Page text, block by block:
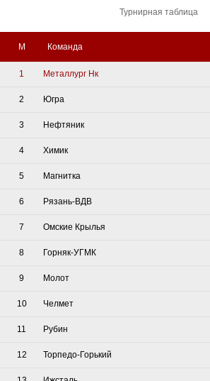
Турнирная таблица
М Команда
1 Металлург Нк
2 Югра
3 Нефтяник
4 Химик
5 Магнитка
6 Рязань-ВДВ
7 Омские Крылья
8 Горняк-УГМК
9 Молот
10 Челмет
11 Рубин
12 Торпедо-Горький